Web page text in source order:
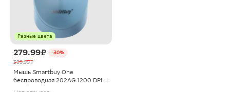
Разные цвета
279.99 ₽
-30%
399.99 ₽
Мышь Smartbuy One
беспроводная 202AG 1200 DPI в